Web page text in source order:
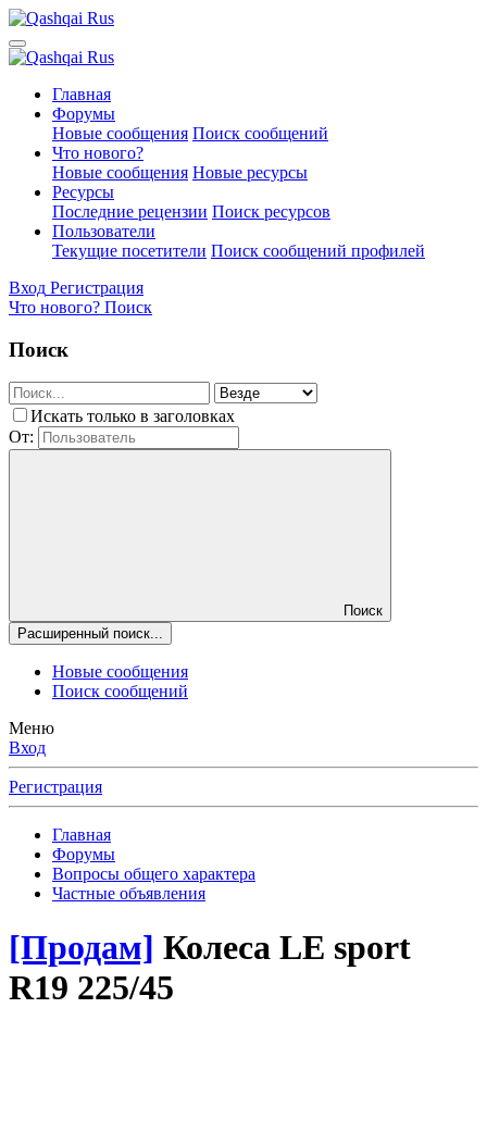
Главная
Форумы
Новые сообщения Поиск сообщений
Что нового?
Новые сообщения Новые ресурсы
Ресурсы
Последние рецензии Поиск ресурсов
Пользователи
Текущие посетители Поиск сообщений профилей
Вход Регистрация
Что нового? Поиск
Поиск
Искать только в заголовках
От:
Поиск
Расширенный поиск...
Новые сообщения
Поиск сообщений
Меню
Вход
Регистрация
Главная
Форумы
Вопросы общего характера
Частные объявления
[Продам] Колеса LE sport
R19 225/45